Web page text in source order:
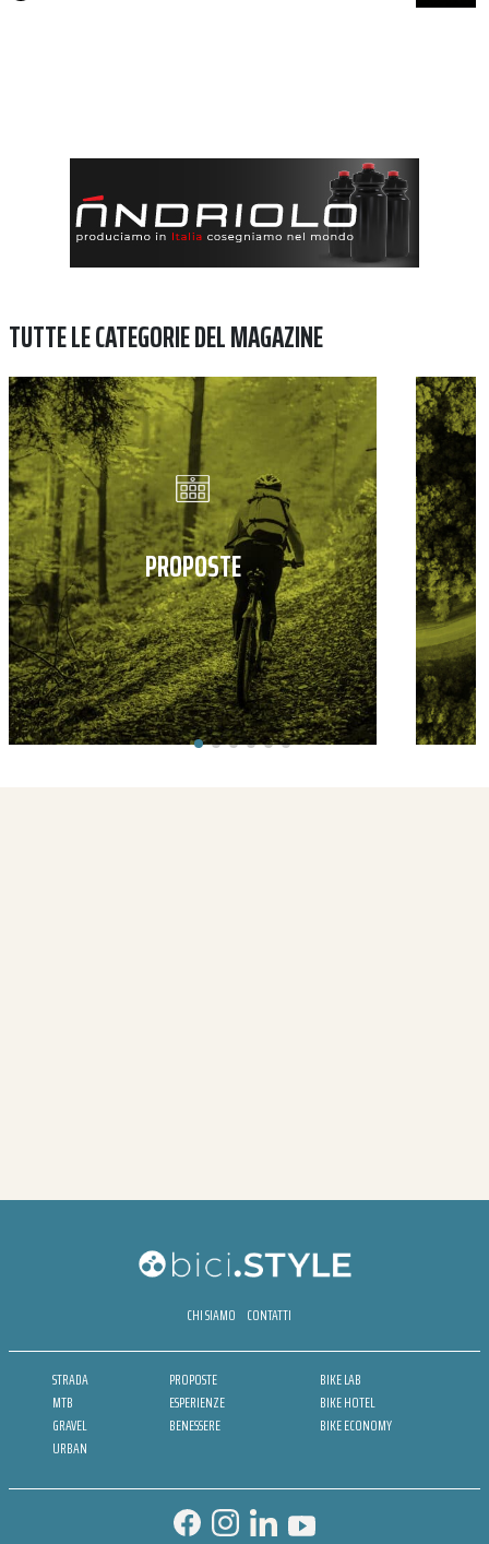
TUTTE LE CATEGORIE DEL MAGAZINE
PROPOSTE
CHI SIAMO CONTATTI
STRADA
MTB
GRAVEL
URBAN
PROPOSTE
ESPERIENZE
BENESSERE
BIKE LAB
BIKE HOTEL
BIKE ECONOMY